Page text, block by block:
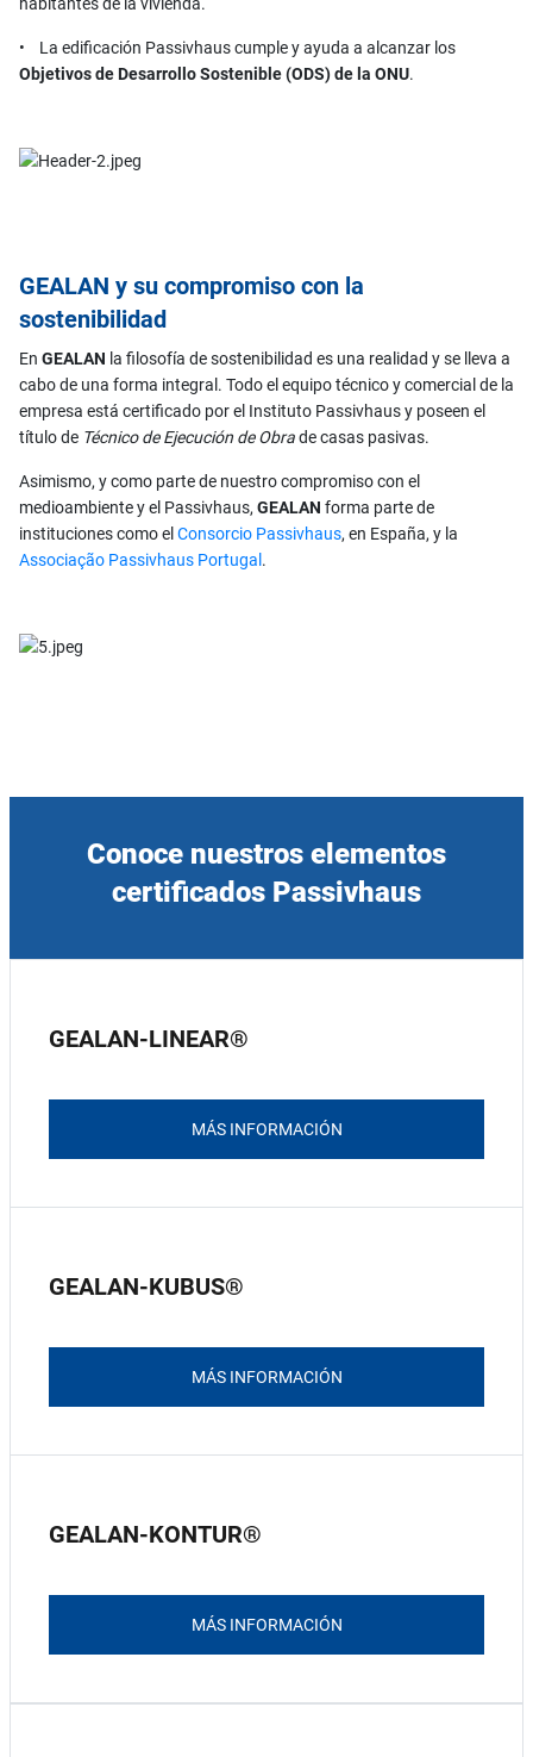
• La edificación Passivhaus cumple y ayuda a alcanzar los
Objetivos de Desarrollo Sostenible (ODS) de la ONU.
GEALAN y su compromiso con la
sostenibilidad
En GEALAN la filosofía de sostenibilidad es una realidad y se lleva a
cabo de una forma integral. Todo el equipo técnico y comercial de la
empresa está certificado por el Instituto Passivhaus y poseen el
título de Técnico de Ejecución de Obrade casas pasivas.
Asimismo, y como parte de nuestro compromiso con el
medioambiente y el Passivhaus, GEALAN forma parte de
instituciones como el Consorcio Passivhaus, en España, y la
Associação Passivhaus Portugal .
Conoce nuestros elementos
certificados Passivhaus
GEALAN-LINEAR®
MÁS INFORMACIÓN
GEALAN-KUBUS®
MÁS INFORMACIÓN
GEALAN-KONTUR®
MÁS INFORMACIÓN